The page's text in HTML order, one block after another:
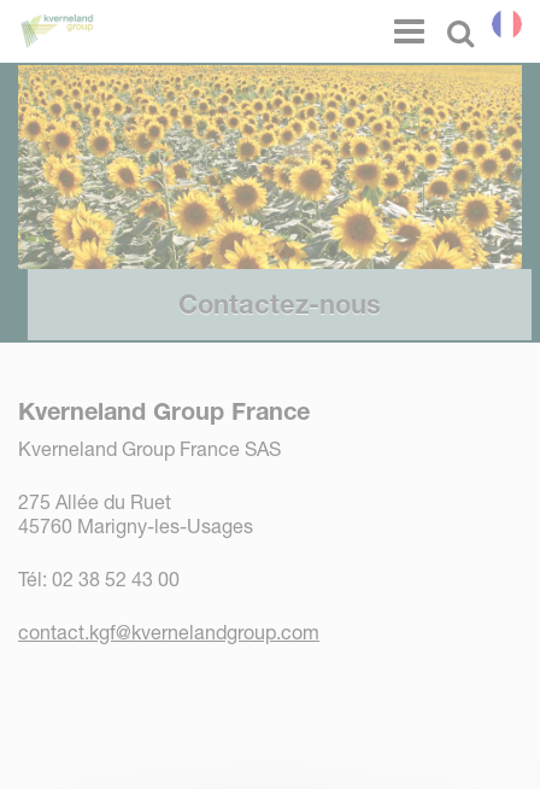
Select
Menu
Contactez-nous
Kverneland Group France
Kverneland Group France SAS
275 Allée du Ruet
45760 Marigny-les-Usages
Tél: 02 38 52 43 00
contact.kgf@kvernelandgroup.com
Panneau de gestion des cookies